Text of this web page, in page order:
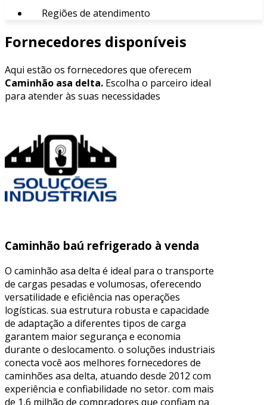
Regiões de atendimento
Fornecedores disponíveis
Aqui estão os fornecedores que oferecem
Caminhão asa delta. Escolha o parceiro ideal
para atender às suas necessidades
Caminhão baú refrigerado à venda
O caminhão asa delta é ideal para o transporte
de cargas pesadas e volumosas, oferecendo
versatilidade e eficiência nas operações
logísticas. sua estrutura robusta e capacidade
de adaptação a diferentes tipos de carga
garantem maior segurança e economia
durante o deslocamento. o soluções industriais
conecta você aos melhores fornecedores de
caminhões asa delta, atuando desde 2012 com
experiência e confiabilidade no setor. com mais
de 1,6 milhão de compradores que confiam na